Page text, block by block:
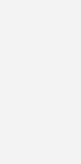
den konkreten
ein sehr
lieferbar ist. ■
zu beachten ist